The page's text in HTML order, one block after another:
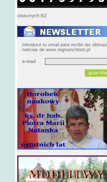
obecnych:62
Introduce tu email para recibir las últimas
noticias de www.regnumchristi.pl
e-mail